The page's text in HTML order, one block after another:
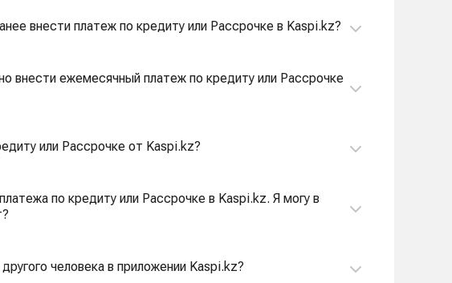
внести платеж по кредиту или Рассрочке в Kaspi.kz?
внести ежемесячный платеж по кредиту или Рассрочке
или Рассрочке от Kaspi.kz?
по кредиту или Рассрочке в Kaspi.kz. Я могу в
человека в приложении Kaspi.kz?